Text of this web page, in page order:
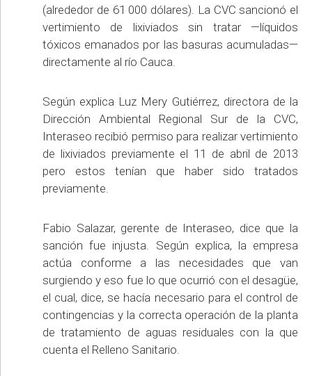
(alrededor de 61 000 dólares). La CVC sancionó el
vertimiento de lixiviados sin tratar —líquidos
tóxicos emanados por las basuras acumuladas—
directamente al río Cauca.
Según explica Luz Mery Gutiérrez, directora de la
Dirección Ambiental Regional Sur de la CVC,
Interaseo recibió permiso para realizar vertimiento
de lixiviados previamente el 11 de abril de 2013
pero estos tenían que haber sido tratados
previamente.
Fabio Salazar, gerente de Interaseo, dice que la
sanción fue injusta. Según explica, la empresa
actúa conforme a las necesidades que van
surgiendo y eso fue lo que ocurrió con el desagüe,
el cual, dice, se hacía necesario para el control de
contingencias y la correcta operación de la planta
de tratamiento de aguas residuales con la que
cuenta el Relleno Sanitario.